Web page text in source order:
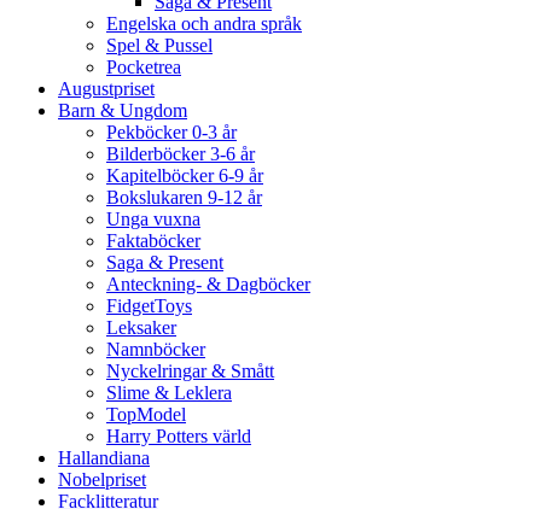
Engelska och andra språk
Spel & Pussel
Pocketrea
Augustpriset
Barn & Ungdom
Pekböcker 0-3 år
Bilderböcker 3-6 år
Kapitelböcker 6-9 år
Bokslukaren 9-12 år
Unga vuxna
Faktaböcker
Saga & Present
Anteckning- & Dagböcker
FidgetToys
Leksaker
Namnböcker
Nyckelringar & Smått
Slime & Leklera
TopModel
Harry Potters värld
Hallandiana
Nobelpriset
Facklitteratur